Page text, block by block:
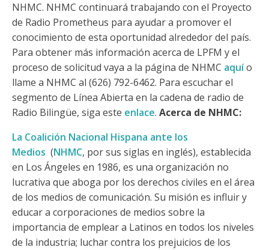
NHMC. NHMC continuará trabajando con el Proyecto
de Radio Prometheus para ayudar a promover el
conocimiento de esta oportunidad alrededor del país.
Para obtener más información acerca de LPFM y el
proceso de solicitud vaya a la página de NHMC aquío
llame a NHMC al (626) 792-6462. Para escuchar el
segmento de Línea Abierta en la cadena de radio de
Radio Bilingüe, siga este enlace. Acerca de NHMC:
La Coalición Nacional Hispana ante los
Medios (NHMC, por sus siglas en inglés), establecida
en Los Ángeles en 1986, es una organización no
lucrativa que aboga por los derechos civiles en el área
de los medios de comunicación. Su misión es influir y
educar a corporaciones de medios sobre la
importancia de emplear a Latinos en todos los niveles
de la industria; luchar contra los prejuicios de los